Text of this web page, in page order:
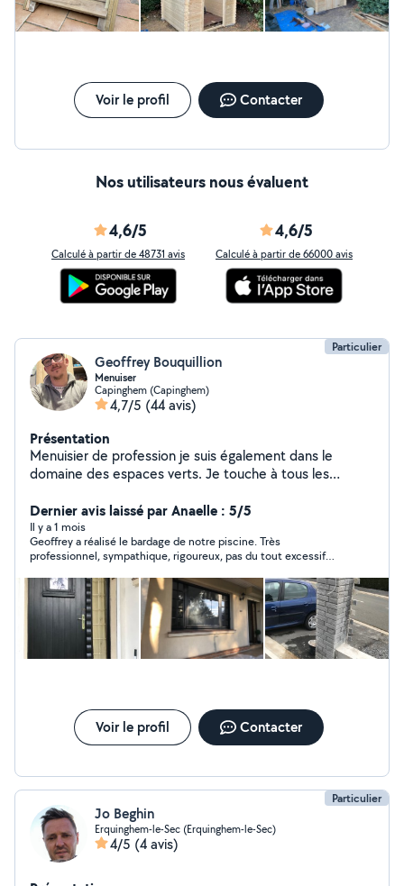
Voir le profil Contacter
Nos utilisateurs nous évaluent
4,6/5
Calculé à partir de 48731 avis
4,6/5
Calculé à partir de 66000 avis
Particulier
Geoffrey Bouquillion
Menuiser
Capinghem (Capinghem)
4,7/5 (44 avis)
Présentation
Menuisier de profession je suis également dans le
domaine des espaces verts. Je touche à tous les
contacter pour tout type de travaux à effectuer je vous
répondrai dans les plus brefs délais .
Dernier avis laissé par Anaelle : 5/5
Il y a 1 mois
Geoffrey a réalisé le bardage de notre piscine. Très
professionnel, sympathique, rigoureux, pas du tout excessif
contact à garder pour vos travaux !
Voir le profil Contacter
Particulier
Jo Beghin
Erquinghem-le-Sec (Erquinghem-le-Sec)
4/5 (4 avis)